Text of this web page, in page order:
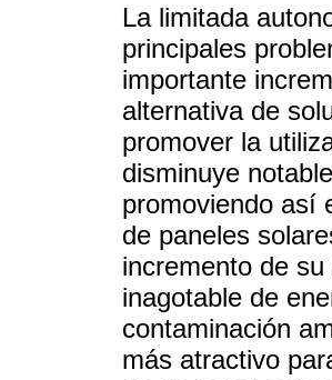
La limitada
principales
importante
alternativa de
promover la
disminuye
promoviendo así
de paneles
incremento de
inagotable de
contaminación
más atractivo